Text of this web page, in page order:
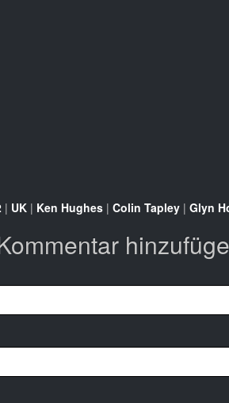
| UK | Ken Hughes | Colin Tapley | Glyn